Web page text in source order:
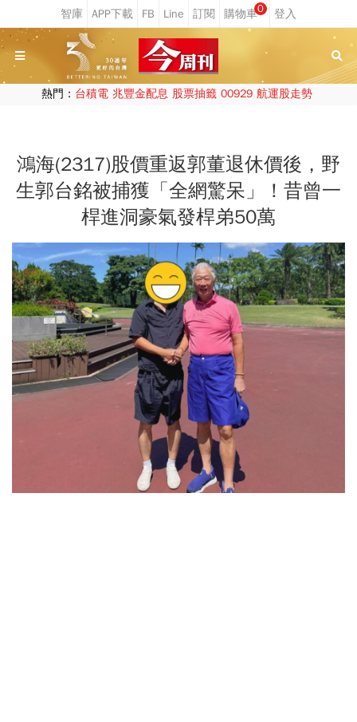
0
熱門： 台積電 兆豐金配息 股票抽籤 00929 航運股走勢
鴻海(2317)股價重返郭董退休價後，野
生郭台銘被捕獲「全網驚呆」！昔曾一
桿進洞豪氣發桿弟50萬